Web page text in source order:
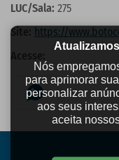
LUC/Sala: 275
Site:
https://
Nós
para aprimorar
personalizar
aos seus
aceita